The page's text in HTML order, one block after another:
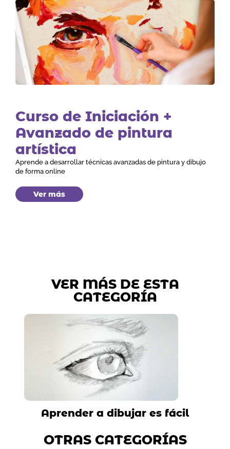
Curso de Iniciación +
Avanzado de pintura
artística
Aprende a desarrollar técnicas avanzadas de pintura y dibujo
de forma online
Ver más
VER MÁS DE ESTA
CATEGORÍA
Aprender a dibujar es fácil
OTRAS CATEGORÍAS